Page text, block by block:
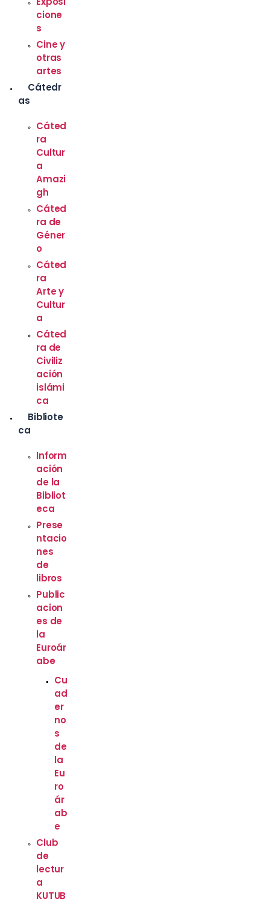
cione
s
Cine y
otras
artes
Cátedr
as
Cáted
ra
Cultur
a
Amazi
gh
Cáted
ra de
Géner
o
Cáted
ra
Arte y
Cultur
a
Cáted
ra de
Civiliz
ación
islámi
ca
Bibliote
ca
Inform
ación
de la
Bibliot
eca
Prese
ntacio
nes
de
libros
Public
acion
es de
la
Euroár
abe
Cu
ad
er
no
s
de
la
Eu
ro
ár
ab
e
Club
de
lectur
a
KUTUB